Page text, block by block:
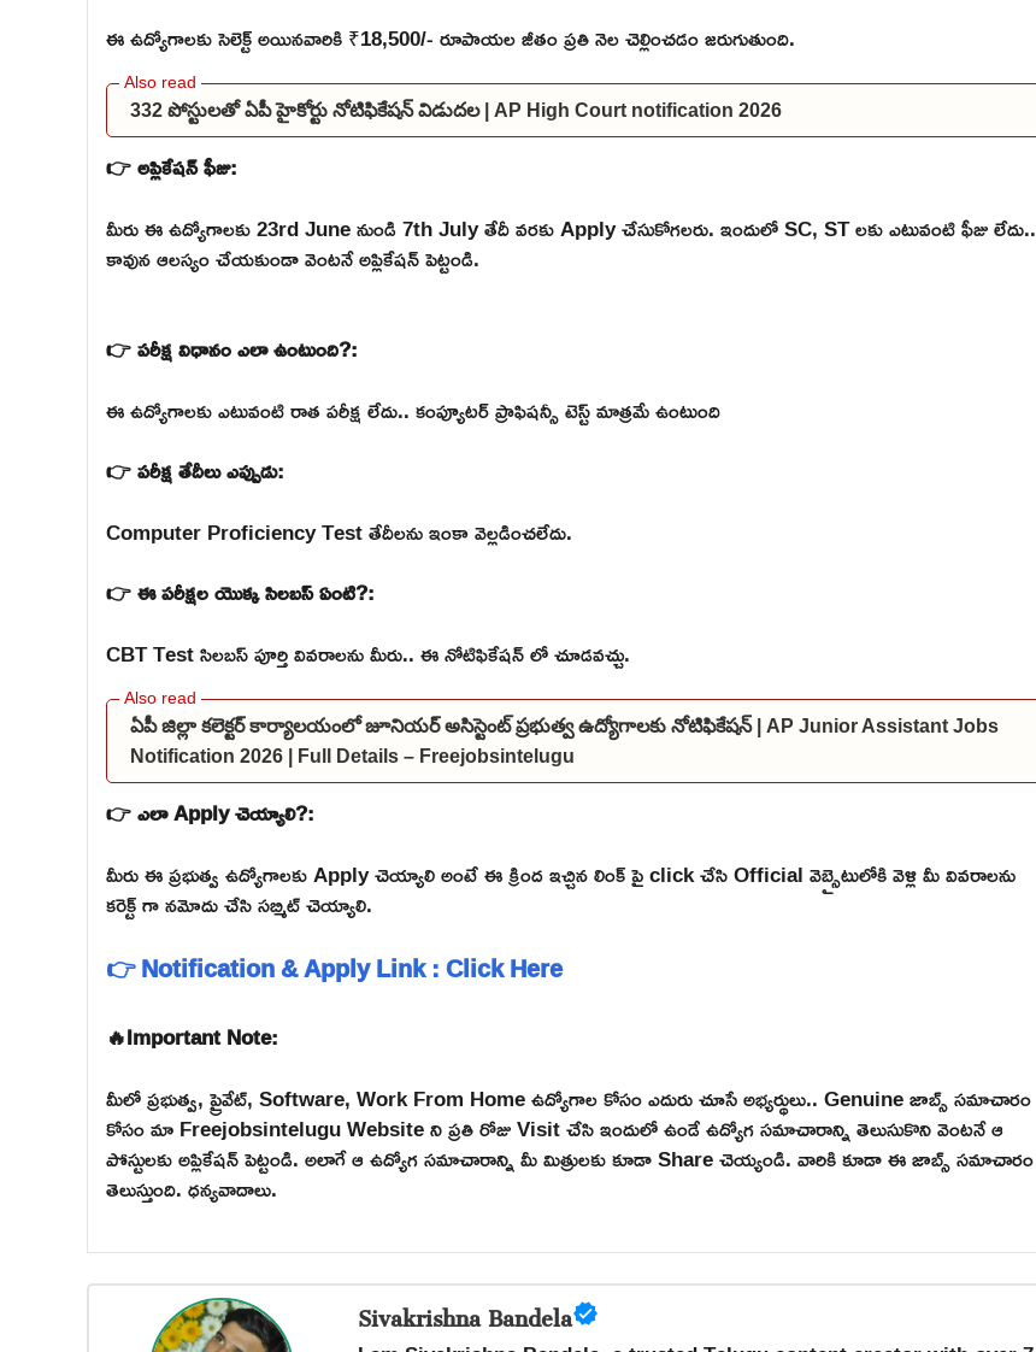
ఈ ఉద్యోగాలకు సెలెక్ట్ అయినవారికి ₹18,500/- రూపాయల జీతం ప్రతి నెల చెల్లించడం జరుగుతుంది.
332 పోస్టులతో ఏపీ హైకోర్టు నోటిఫికేషన్ విడుదల | AP High Court notification 2026
👉 అప్లికేషన్ ఫీజు:
మీరు ఈ ఉద్యోగాలకు 23rd June నుండి 7th July తేదీ వరకు Apply చేసుకోగలరు. ఇందులో SC, ST లకు ఎటువంటి ఫీజు లేదు..
కావున ఆలస్యం చేయకుండా వెంటనే అప్లికేషన్ పెట్టండి.
👉 పరీక్ష విధానం ఎలా ఉంటుంది?:
ఈ ఉద్యోగాలకు ఎటువంటి రాత పరీక్ష లేదు.. కంప్యూటర్ ప్రాఫిషన్సీ టెస్ట్ మాత్రమే ఉంటుంది
👉 పరీక్ష తేదీలు ఎప్పుడు:
Computer Proficiency Test తేదీలను ఇంకా వెల్లడించలేదు.
👉 ఈ పరీక్షల యొక్క సిలబస్ ఏంటి?:
CBT Test సిలబస్ పూర్తి వివరాలను మీరు.. ఈ నోటిఫికేషన్ లో చూడవచ్చు.
ఏపీ జిల్లా కలెక్టర్ కార్యాలయంలో జూనియర్ అసిస్టెంట్ ప్రభుత్వ ఉద్యోగాలకు నోటిఫికేషన్ | AP Junior Assistant Jobs
Notification 2026 | Full Details – Freejobsintelugu
👉 ఎలా Apply చెయ్యాలి?:
మీరు ఈ ప్రభుత్వ ఉద్యోగాలకు Apply చెయ్యాలి అంటే ఈ క్రింద ఇచ్చిన లింక్ పై click చేసి Official వెబ్సైటులోకి వెళ్లి మీ వివరాలను
కరెక్ట్ గా నమోదు చేసి సబ్మిట్ చెయ్యాలి.
👉 Notification & Apply Link : Click Here
🔥Important Note:
మీలో ప్రభుత్వ, ప్రైవేట్, Software, Work From Home ఉద్యోగాల కోసం ఎదురు చూసే అభ్యర్థులు.. Genuine జాబ్స్ సమాచారం
కోసం మా Freejobsintelugu Website ని ప్రతి రోజు Visit చేసి ఇందులో ఉండే ఉద్యోగ సమాచారాన్ని తెలుసుకొని వెంటనే ఆ
పోస్టులకు అప్లికేషన్ పెట్టండి. అలాగే ఆ ఉద్యోగ సమాచారాన్ని మీ మిత్రులకు కూడా Share చెయ్యండి. వారికి కూడా ఈ జాబ్స్ సమాచారం
తెలుస్తుంది. ధన్యవాదాలు.
Sivakrishna Bandela